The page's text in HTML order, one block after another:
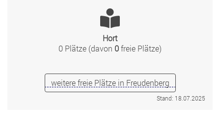
Hort
0 Plätze (davon 0freie Plätze)
weitere freie Plätze in Freudenberg
Stand: 18.07.2025